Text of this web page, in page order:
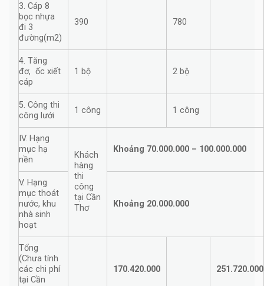
3. Cáp 8
bọc nhựa
đi 3
đường(m2)
390 780
4. Tăng
đơ, ốc xiết
cáp
1 bộ 2 bộ
5. Công thi
công lưới
1 công 1 công
IV. Hạng
mục hạ
nền
Khách
hàng
thi
công
tại Cần
Thơ
Khoảng 70.000.000 – 100.000.000
V. Hạng
mục thoát
nước, khu
nhà sinh
hoạt
Khoảng 20.000.000
Tổng
(Chưa tính
các chi phí
tại Cần
170.420.000 251.720.000